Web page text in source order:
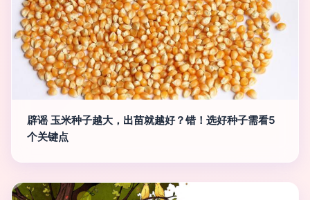
辟谣 玉米种子越大，出苗就越好？错！选好种子需看5
个关键点